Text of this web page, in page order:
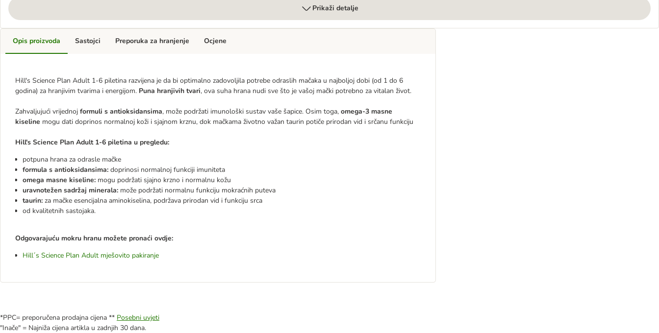
Prikaži detalje
Opis proizvoda
Hill's Science Plan Adult 1-6 piletina razvijena je da bi optimalno zadovoljila potrebe odraslih mačaka u najboljoj dobi (od 1 do 6
godina) za hranjivim tvarima i energijom. Puna hranjivih tvari, ova suha hrana nudi sve što je vašoj mački potrebno za vitalan život.
Zahvaljujući vrijednoj formuli s antioksidansima, može podržati imunološki sustav vaše šapice. Osim toga, omega-3 masne
kiseline mogu dati doprinos normalnoj koži i sjajnom krznu, dok mačkama životno važan taurin potiče prirodan vid i srčanu funkciju
Hill's Science Plan Adult 1-6 piletina u pregledu:
potpuna hrana za odrasle mačke
formula s antioksidansima: doprinosi normalnoj funkciji imuniteta
omega masne kiseline: mogu podržati sjajno krzno i normalnu kožu
uravnotežen sadržaj minerala: može podržati normalnu funkciju mokraćnih puteva
taurin: za mačke esencijalna aminokiselina, podržava prirodan vid i funkciju srca
od kvalitetnih sastojaka.
Odgovarajuću mokru hranu možete pronaći ovdje:
Hill´s Science Plan Adult mješovito pakiranje
Sastojci Preporuka za hranjenje Ocjene
*PPC= preporučena prodajna cijena ** Posebni uvjeti
"Inače" = Najniža cijena artikla u zadnjih 30 dana.